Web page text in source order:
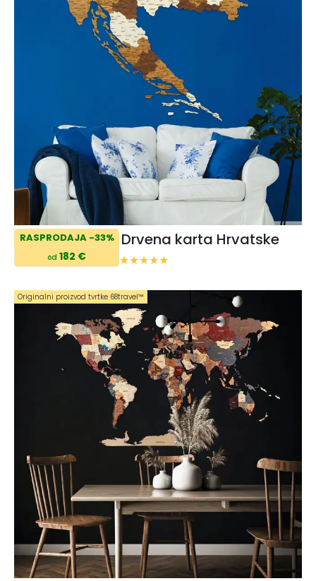
RASPRODAJA -33%
od 182 €
Drvena karta Hrvatske
Originalni proizvod tvrtke 68travel™️